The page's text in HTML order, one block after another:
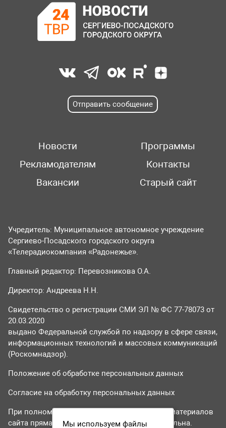
Отправить сообщение
Новости
Программы
Рекламодателям
Контакты
Вакансии
Старый сайт
Учредитель: Муниципальное автономное учреждение
Сергиево-Посадского городского округа
«Телерадиокомпания «Радонежье».
Главный редактор: Перевозникова О.А.
Директор: Андреева Н.Н.
Свидетельство о регистрации СМИ ЭЛ № ФС 77-78073 от
20.03.2020
выдано Федеральной службой по надзору в сфере связи,
информационных технологий и массовых коммуникаций
(Роскомнадзор).
Положение об обработке персональных данных
Согласие на обработку персональных данных
При полном или частичном использовании материалов
сайта прямая гиперссылка на tvr24.tv обязательна.
Мы используем файлы